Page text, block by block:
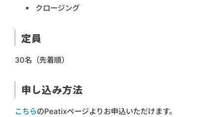
クロージング
定員
30名（先着順）
申し込み方法
こちらのPeatixページよりお申込いただけます。